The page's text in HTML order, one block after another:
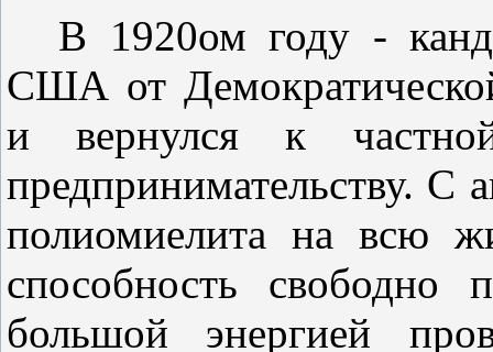
В 1920ом году -
США от
и вернулся к
предпринимательству. С
полиомиелита на всю
способность свободно
большой энергией